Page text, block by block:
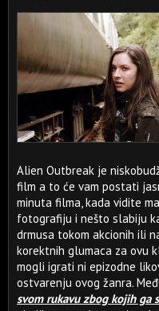
Alien Outbreak je
film a to će vam postati
minuta filma, kada vidite
fotografiju i nešto slabiju
drmusa tokom akcionih ili
korektnih glumaca za ovu
mogli igrati ni epizodne
ostvarenju ovog žanra.
svom rukavu zbog kojih ga